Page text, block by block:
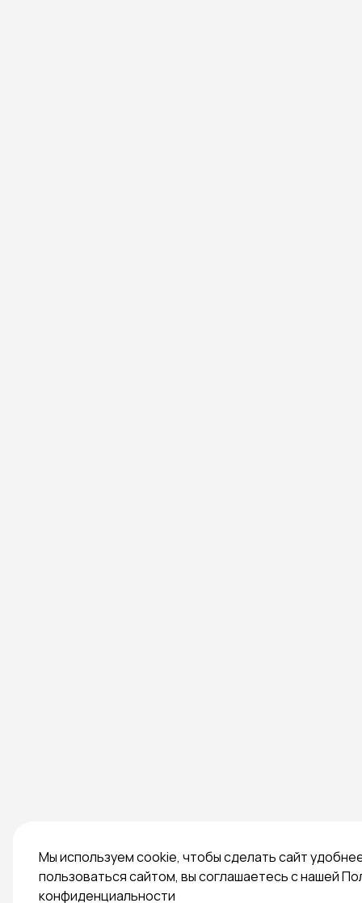
Мы используем cookie, чтобы сделать сайт
пользоваться сайтом, вы соглашаетесь с нашей
конфиденциальности